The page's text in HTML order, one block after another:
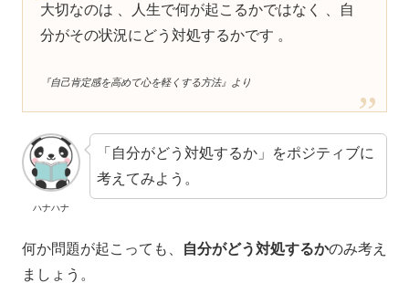
大切なのは 、人生で何が起こるかではなく 、自
分がその状況にどう対処するかです 。
『自己肯定感を高めて心を軽くする方法』より
ハナハナ
「自分がどう対処するか」をポジティブに
考えてみよう。
何か問題が起こっても、 自分がどう対処するかのみ考え
ましょう。